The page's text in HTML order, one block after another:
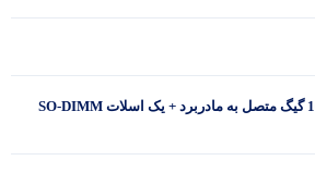
یک اسلات 16 گیگ متصل به مادربرد + یک اسلات SO-DIMM